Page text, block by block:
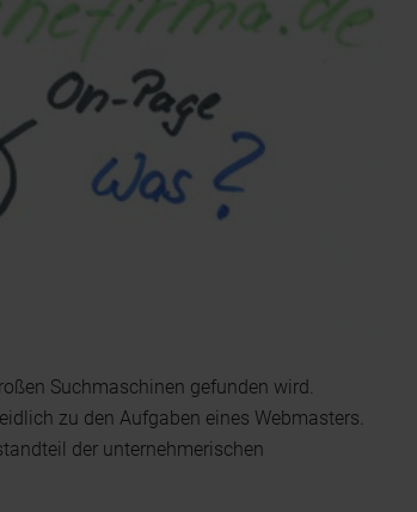
Suchmaschinen gefunden wird.
zu den Aufgaben eines Webmasters.
der unternehmerischen